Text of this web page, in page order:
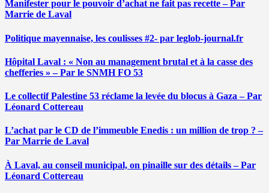
Manifester pour le pouvoir d’achat ne fait pas recette – Par
Marrie de Laval
Politique mayennaise, les coulisses #2- par leglob-journal.fr
Hôpital Laval : « Non au management brutal et à la casse des
chefferies » – Par le SNMH FO 53
Le collectif Palestine 53 réclame la levée du blocus à Gaza – Par
Léonard Cottereau
L’achat par le CD de l’immeuble Enedis : un million de trop ? –
Par Marrie de Laval
À Laval, au conseil municipal, on pinaille sur des détails – Par
Léonard Cottereau